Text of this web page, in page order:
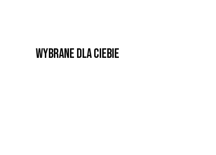
Wybrane dla Ciebie